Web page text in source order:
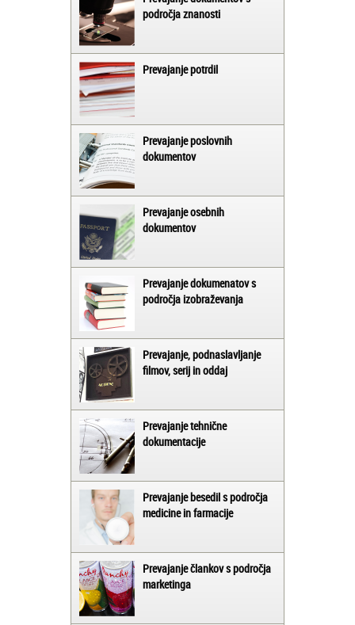
področja znanosti
Prevajanje potrdil
Prevajanje poslovnih
dokumentov
Prevajanje osebnih
dokumentov
Prevajanje dokumenatov s
področja izobraževanja
Prevajanje, podnaslavljanje
filmov, serij in oddaj
Prevajanje tehnične
dokumentacije
Prevajanje besedil s področja
medicine in farmacije
Prevajanje člankov s področja
marketinga